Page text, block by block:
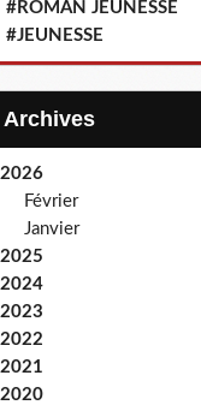
#ROMAN JEUNESSE
#JEUNESSE
Archives
2026
Février
Janvier
2025
2024
2023
2022
2021
2020